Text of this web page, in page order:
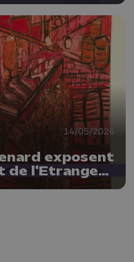
14/05/2026
exposent
de l'Etrange